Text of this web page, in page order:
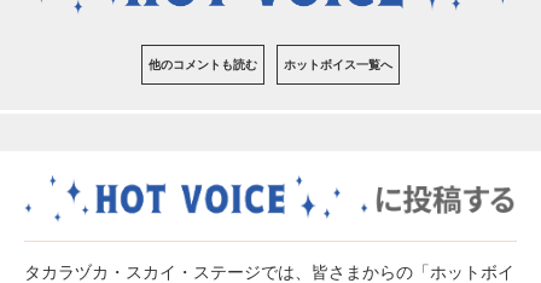
他のコメントも読む ホットボイス一覧へ
タカラヅカ・スカイ・ステージでは、皆さまからの「ホットボイ